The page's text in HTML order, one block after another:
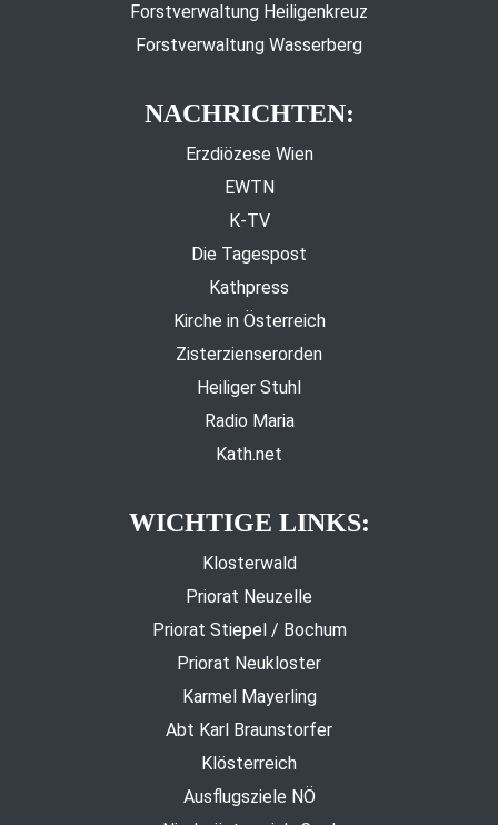
Forstverwaltung Heiligenkreuz
Forstverwaltung Wasserberg
NACHRICHTEN:
Erzdiözese Wien
EWTN
K-TV
Die Tagespost
Kathpress
Kirche in Österreich
Zisterzienserorden
Heiliger Stuhl
Radio Maria
Kath.net
WICHTIGE LINKS:
Klosterwald
Priorat Neuzelle
Priorat Stiepel / Bochum
Priorat Neukloster
Karmel Mayerling
Abt Karl Braunstorfer
Klösterreich
Ausflugsziele NÖ